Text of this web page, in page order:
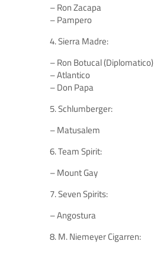
– Ron Zacapa
– Pampero
4. Sierra Madre:
– Ron Botucal (Diplomatico)
– Atlantico
– Don Papa
5. Schlumberger:
– Matusalem
6. Team Spirit:
– Mount Gay
7. Seven Spirits:
– Angostura
8. M. Niemeyer Cigarren: